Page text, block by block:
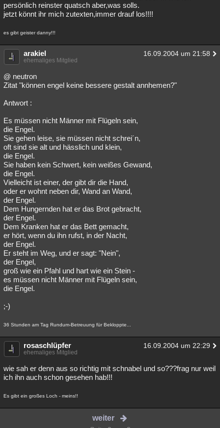
persönlich reinster quatsch aber,was solls.
jetzt könnt ihr mich zutexten,immer drauf los!!!!
es gibt geister danny!!!
arakiel 16.09.2004 um 21:58
ehemaliges Mitglied
@ neutron
Zitat "können engel keine bessere gestalt annhemen?"
Antwort :
Es müssen nicht Männer mit Flügeln sein,
die Engel.
Sie gehen leise, sie müssen nicht schrei´n,
oft sind sie alt und hässlich und klein,
die Engel.
Sie haben kein Schwert, kein weißes Gewand,
die Engel.
Vielleicht ist einer, der gibt dir die Hand,
oder er wohnt neben dir, Wand an Wand,
der Engel.
Dem Hungernden hat er das Brot gebracht,
der Engel.
Dem Kranken hat er das Bett gemacht,
er hört, wenn du ihn rufst, in der Nacht,
der Engel.
Er steht im Weg, und er sagt: "Nein",
der Engel,
groß wie ein Pfahl und hart wie ein Stein -
es müssen nicht Männer mit Flügeln sein,
die Engel.
;-)
36 Stunden am Tag Rundum-Betreuung für Bekloppte...
rosaschlüpfer 16.09.2004 um 22:29
ehemaliges Mitglied
wie sah er denn aus so richtig mit schnabel und so???frag nur weil
ich ihn auch schon gesehen hab!!!
Es gibt ein großes Loch - meins!!
weiter